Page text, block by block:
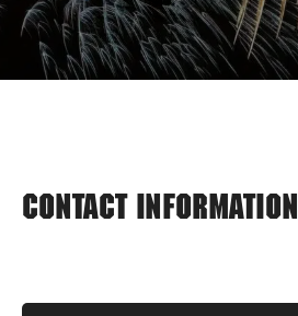
Contact information